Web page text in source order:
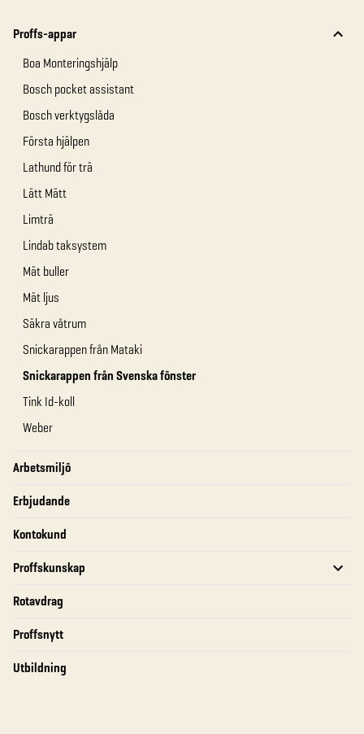
Proffs-appar
Boa Monteringshjälp
Bosch pocket assistant
Bosch verktygslåda
Första hjälpen
Lathund för trä
Lätt Mätt
Limträ
Lindab taksystem
Mät buller
Mät ljus
Säkra våtrum
Snickarappen från Mataki
Snickarappen från Svenska fönster
Tink Id-koll
Weber
Arbetsmiljö
Erbjudande
Kontokund
Proffskunskap
Rotavdrag
Proffsnytt
Utbildning